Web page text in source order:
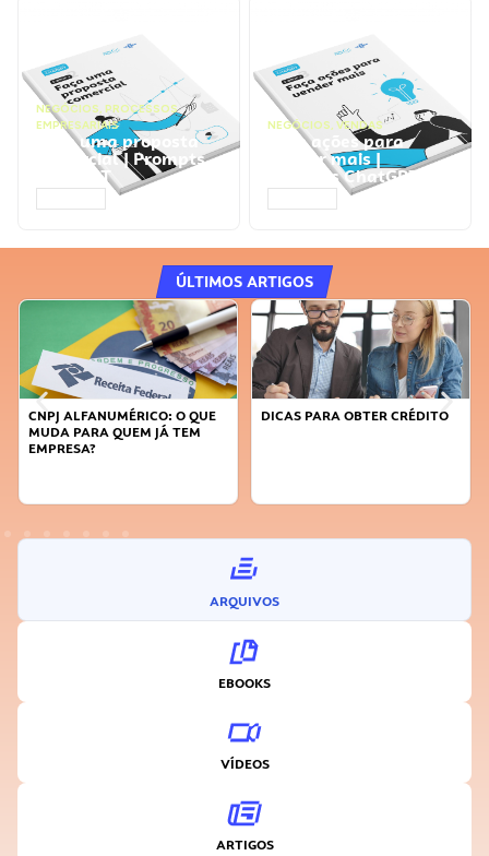
NEGÓCIOS, PROCESSOS
EMPRESARIAIS
Faça uma proposta
comercial | Prompts
ChatGPT
NEGÓCIOS, VENDAS
Faça ações para
vender mais |
Prompts ChatGPT
ÚLTIMOS ARTIGOS
CNPJ ALFANUMÉRICO: O QUE
MUDA PARA QUEM JÁ TEM
EMPRESA?
DICAS PARA OBTER CRÉDITO
ARQUIVOS
EBOOKS
VÍDEOS
ARTIGOS